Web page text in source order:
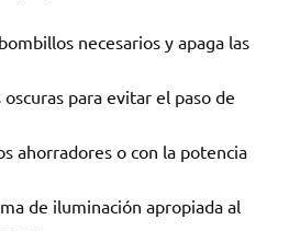
necesarios y apaga las
oscuras para evitar el paso de
ahorradores o con la potencia
de iluminación apropiada al